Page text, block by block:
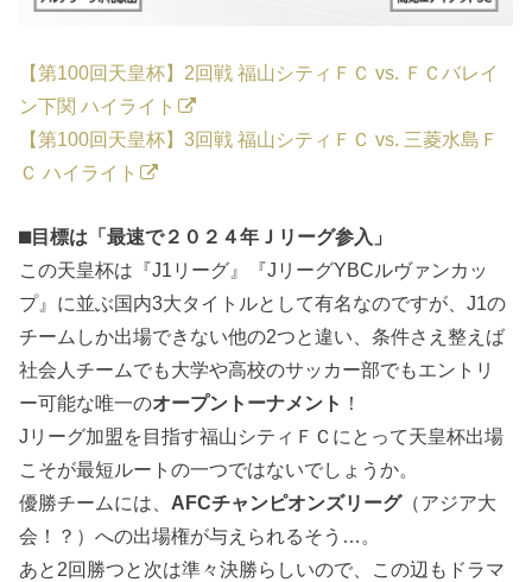
【第100回天皇杯】2回戦 福山シティＦＣ vs. ＦＣバレイ
ン下関 ハイライト
【第100回天皇杯】3回戦 福山シティＦＣ vs. 三菱水島Ｆ
Ｃ ハイライト
⬛︎目標は「最速で２０２４年Ｊリーグ参入」
この天皇杯は『J1リーグ』『JリーグYBCルヴァンカッ
プ』に並ぶ国内3大タイトルとして有名なのですが、J1の
チームしか出場できない他の2つと違い、条件さえ整えば
社会人チームでも大学や高校のサッカー部でもエントリ
ー可能な唯一のオープントーナメント ！
Jリーグ加盟を目指す福山シティＦＣにとって天皇杯出場
こそが最短ルートの一つではないでしょうか。
優勝チームには、 AFCチャンピオンズリーグ（アジア大
会！？）への出場権が与えられるそう…。
あと2回勝つと次は準々決勝らしいので、この辺もドラマ